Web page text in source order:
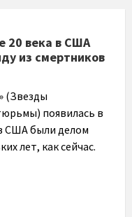
20 века в США
из смертников
(Звезды
появилась в
США были делом
лет, как сейчас.